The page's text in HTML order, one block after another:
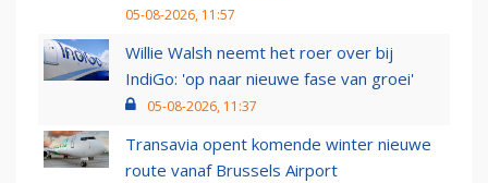
05-08-2026, 11:57
Willie Walsh neemt het roer over bij
IndiGo: 'op naar nieuwe fase van groei'
05-08-2026, 11:37
Transavia opent komende winter nieuwe
route vanaf Brussels Airport